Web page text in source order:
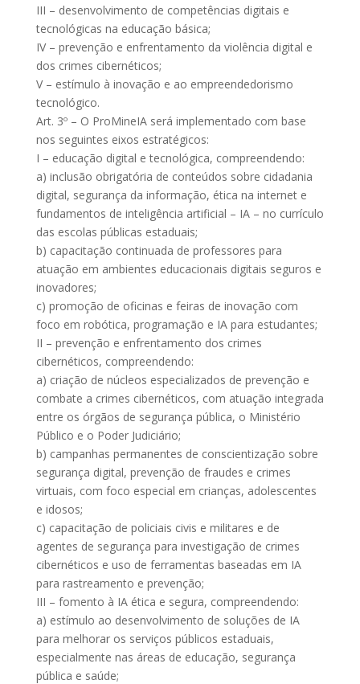
III – desenvolvimento de competências digitais e
tecnológicas na educação básica;
IV – prevenção e enfrentamento da violência digital e
dos crimes cibernéticos;
V – estímulo à inovação e ao empreendedorismo
tecnológico.
Art. 3º – O ProMineIA será implementado com base
nos seguintes eixos estratégicos:
I – educação digital e tecnológica, compreendendo:
a) inclusão obrigatória de conteúdos sobre cidadania
digital, segurança da informação, ética na internet e
fundamentos de inteligência artificial – IA – no currículo
das escolas públicas estaduais;
b) capacitação continuada de professores para
atuação em ambientes educacionais digitais seguros e
inovadores;
c) promoção de oficinas e feiras de inovação com
foco em robótica, programação e IA para estudantes;
II – prevenção e enfrentamento dos crimes
cibernéticos, compreendendo:
a) criação de núcleos especializados de prevenção e
combate a crimes cibernéticos, com atuação integrada
entre os órgãos de segurança pública, o Ministério
Público e o Poder Judiciário;
b) campanhas permanentes de conscientização sobre
segurança digital, prevenção de fraudes e crimes
virtuais, com foco especial em crianças, adolescentes
e idosos;
c) capacitação de policiais civis e militares e de
agentes de segurança para investigação de crimes
cibernéticos e uso de ferramentas baseadas em IA
para rastreamento e prevenção;
III – fomento à IA ética e segura, compreendendo:
a) estímulo ao desenvolvimento de soluções de IA
para melhorar os serviços públicos estaduais,
especialmente nas áreas de educação, segurança
pública e saúde;